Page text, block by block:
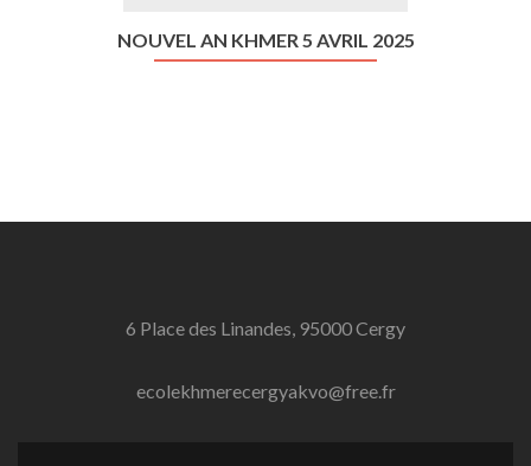
NOUVEL AN KHMER 5 AVRIL 2025
6 Place des Linandes, 95000 Cergy
ecolekhmerecergyakvo@free.fr